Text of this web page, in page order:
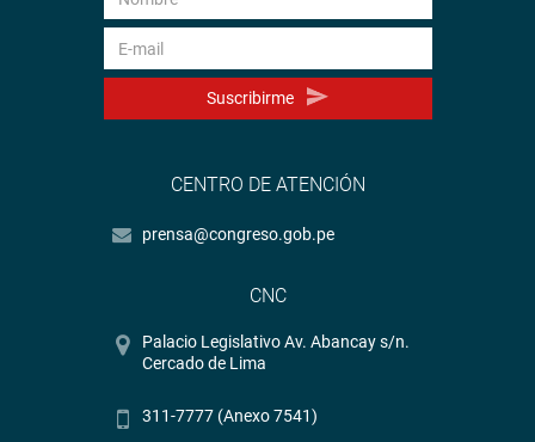
Suscribirme
CENTRO DE ATENCIÓN
prensa@congreso.gob.pe
CNC
Palacio Legislativo Av. Abancay s/n.
Cercado de Lima
311-7777 (Anexo 7541)